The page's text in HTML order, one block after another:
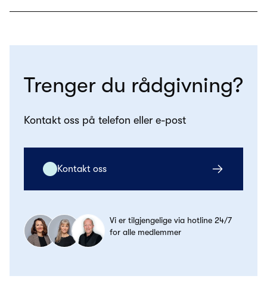
Trenger du rådgivning?
Kontakt oss på telefon eller e-post
Kontakt oss
Vi er tilgjengelige via hotline 24/7
for alle medlemmer